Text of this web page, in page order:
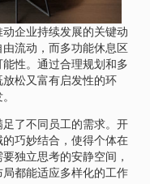
企业持续发展的关键动
流动，而多功能休息区
性。通过合理规划和多
松又富有启发性的环
了不同员工的需求。开
巧妙结合，使得个体在
独立思考的安静空间，
都能适应多样化的工作